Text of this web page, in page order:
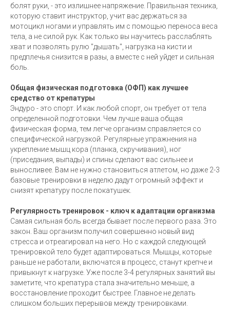
болят руки, - это излишнее напряжение. Правильная техника,
которую ставит инструктор, учит вас держаться за
мотоцикл ногами и управлять им с помощью переноса веса
тела, а не силой рук. Как только вы научитесь расслаблять
хват и позволять рулю "дышать", нагрузка на кисти и
предплечья снизится в разы, а вместе с ней уйдет и сильная
боль.
Общая физическая подготовка (ОФП) как лучшее
средство от крепатуры
Эндуро - это спорт. И как любой спорт, он требует от тела
определенной подготовки. Чем лучше ваша общая
физическая форма, тем легче организм справляется со
специфической нагрузкой. Регулярные упражнения на
укрепление мышц кора (планка, скручивания), ног
(приседания, выпады) и спины сделают вас сильнее и
выносливее. Вам не нужно становиться атлетом, но даже 2-3
базовые тренировки в неделю дадут огромный эффект и
снизят крепатуру после покатушек.
Регулярность тренировок - ключ к адаптации организма
Самая сильная боль всегда бывает после первого раза. Это
закон. Ваш организм получил совершенно новый вид
стресса и отреагировал на него. Но с каждой следующей
тренировкой тело будет адаптироваться. Мышцы, которые
раньше не работали, включатся в процесс, станут крепче и
привыкнут к нагрузке. Уже после 3-4 регулярных занятий вы
заметите, что крепатура стала значительно меньше, а
восстановление проходит быстрее. Главное не делать
слишком больших перерывов между тренировками.